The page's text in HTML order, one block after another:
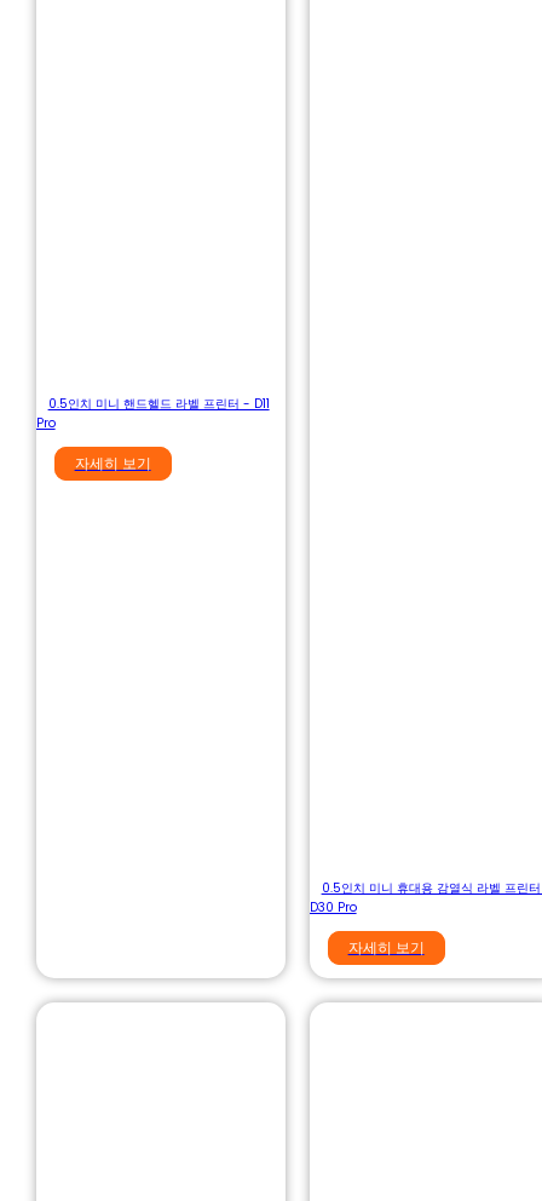
0.5인치 미니 핸드헬드 라벨 프린터 - D11
Pro
자세히 보기
0.5인치 미니 휴대용 감열식 라벨 프린
D30 Pro
자세히 보기